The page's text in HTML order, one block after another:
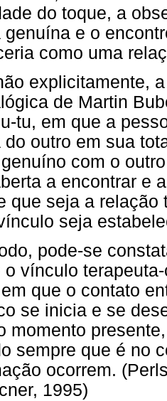
do toque, a
genuína e o
como uma
explicitamente,
de Martin
tu, em que a
do outro em sua
com o
a encontrar e
que seja a
seja
pode-se
o vínculo
que o contato
se inicia e se
momento
sempre que é no
ocorrem.
1995)